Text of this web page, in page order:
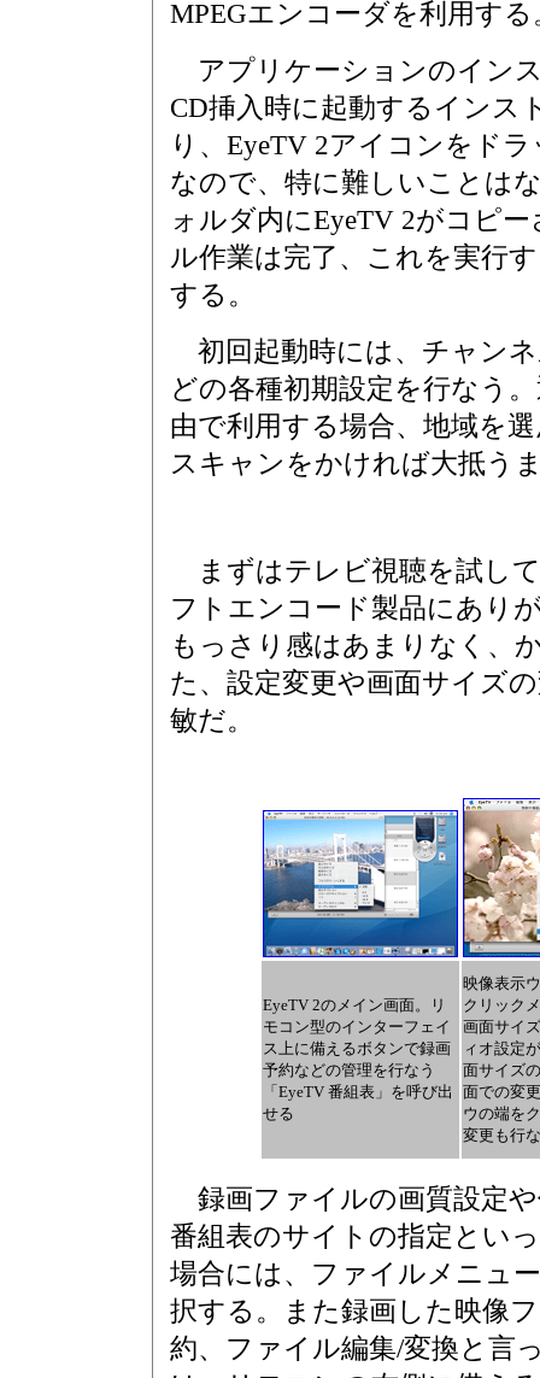
MPEGエンコーダを利用する
アプリケーションのイン
CD挿入時に起動するインス
り、EyeTV 2アイコンをド
なので、特に難しいことは
ォルダ内にEyeTV 2がコピ
ル作業は完了、これを実行
する。
初回起動時には、チャン
どの各種初期設定を行なう
由で利用する場合、地域を
スキャンをかければ大抵う
まずはテレビ視聴を試し
フトエンコード製品にあり
もっさり感はあまりなく、
た、設定変更や画面サイズ
敏だ。
EyeTV 2のメイン画面。リ
モコン型のインターフェイ
ス上に備えるボタンで録画
予約などの管理を行なう
「EyeTV 番組表」を呼び出
せる
映像表示
クリック
画面サイ
ィオ設定
面サイズ
面での変
ウの端を
変更も行
録画ファイルの画質設定
番組表のサイトの指定とい
場合には、ファイルメニュ
択する。また録画した映像
約、ファイル編集/変換と言